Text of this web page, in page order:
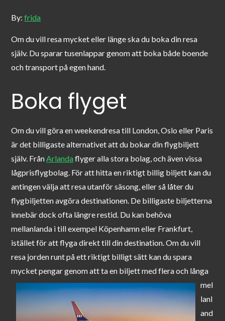
By:frida
Om du vill resa mycket eller länge ska du boka din resa
själv. Du sparar tusenlappar genom att boka både boende
och transport på egen hand.
Boka flyget
Om du vill göra en weekendresa till London, Oslo eller Paris
är det billigaste alternativet att du bokar din flygbiljett
själv. FrånArlanda flyger alla stora bolag, och även vissa
lågprisflygbolag. För att hitta en riktigt billig biljett kan du
antingen välja att resa utanför säsong, eller så låter du
flygbiljetten avgöra destinationen. De billigaste biljetterna
innebär dock ofta längre restid. Du kan behöva
mellanlanda i till exempel Köpenhamn eller Frankfurt,
istället för att flyga direkt till din destination. Om du vill
resa jorden runt på ett riktigt billigt sätt kan du spara
mycket pengar genom att ta en biljett med flera och långa
mel
lanl
and